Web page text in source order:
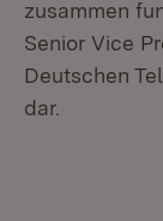
zusammen
Senior Vice
Deutschen
dar.